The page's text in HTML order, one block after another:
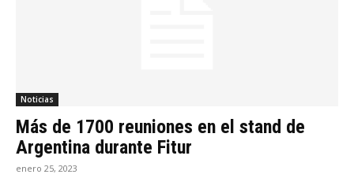
Noticias
Más de 1700 reuniones en el stand de
Argentina durante Fitur
enero 25, 2023